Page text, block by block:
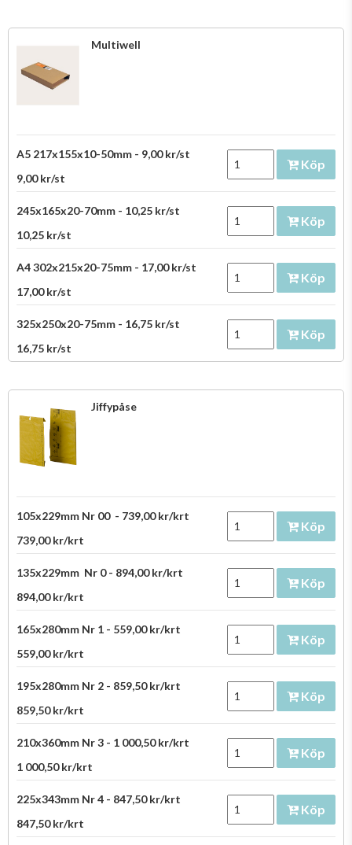
Multiwell
A5 217x155x10-50mm - 9,00 kr/st
9,00 kr/st
Köp
245x165x20-70mm - 10,25 kr/st
10,25 kr/st
Köp
A4 302x215x20-75mm - 17,00 kr/st
17,00 kr/st
Köp
325x250x20-75mm - 16,75 kr/st
16,75 kr/st
Köp
Jiffypåse
105x229mm Nr 00 - 739,00 kr/krt
739,00 kr/krt
Köp
135x229mm Nr 0 - 894,00 kr/krt
894,00 kr/krt
Köp
165x280mm Nr 1 - 559,00 kr/krt
559,00 kr/krt
Köp
195x280mm Nr 2 - 859,50 kr/krt
859,50 kr/krt
Köp
210x360mm Nr 3 - 1 000,50 kr/krt
1 000,50 kr/krt
Köp
225x343mm Nr 4 - 847,50 kr/krt
847,50 kr/krt
Köp